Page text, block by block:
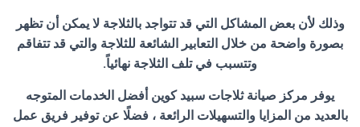
وذلك لأن بعض المشاكل التي قد تتواجد بالثلاجة لا يمكن أن تظهر
بصورة واضحة من خلال التعابير الشائعة للثلاجة والتي قد تتفاقم
وتتسبب في تلف الثلاجة نهائياً.
يوفر مركز صيانة ثلاجات سبيد كوين أفضل الخدمات المتوجه
بالعديد من المزايا والتسهيلات الرائعة ، فضلًا عن توفير فريق عمل